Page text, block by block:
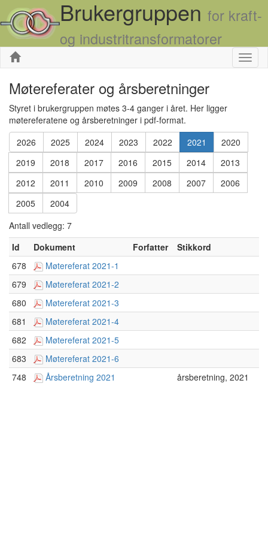
Brukergruppen for kraft-
og industritransformatorer
Skjul
Møtereferater og årsberetninger
Styret i brukergruppen møtes 3-4 ganger i året. Her ligger
møtereferatene og årsberetninger i pdf-format.
2026
2025 2024 2023 2022 2021
2020
2019
2018 2017 2016 2015 2014
2013
2012
2011 2010 2009 2008 2007
2006
2005
2004
Antall vedlegg: 7
Id
Dokument Forfatter
Stikkord
678
Møtereferat 2021-1
679
Møtereferat 2021-2
680
Møtereferat 2021-3
681
Møtereferat 2021-4
682
Møtereferat 2021-5
683
Møtereferat 2021-6
748
Årsberetning 2021 årsberetning, 2021